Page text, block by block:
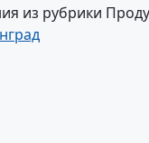
из рубрики